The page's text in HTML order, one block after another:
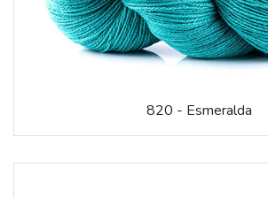
820 - Esmeralda